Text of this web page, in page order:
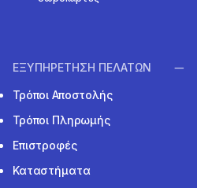
ΕΞΥΠΗΡΕΤΗΣΗ ΠΕΛΑΤΩΝ
Τρόποι Αποστολής
Τρόποι Πληρωμής
Επιστροφές
Καταστήματα